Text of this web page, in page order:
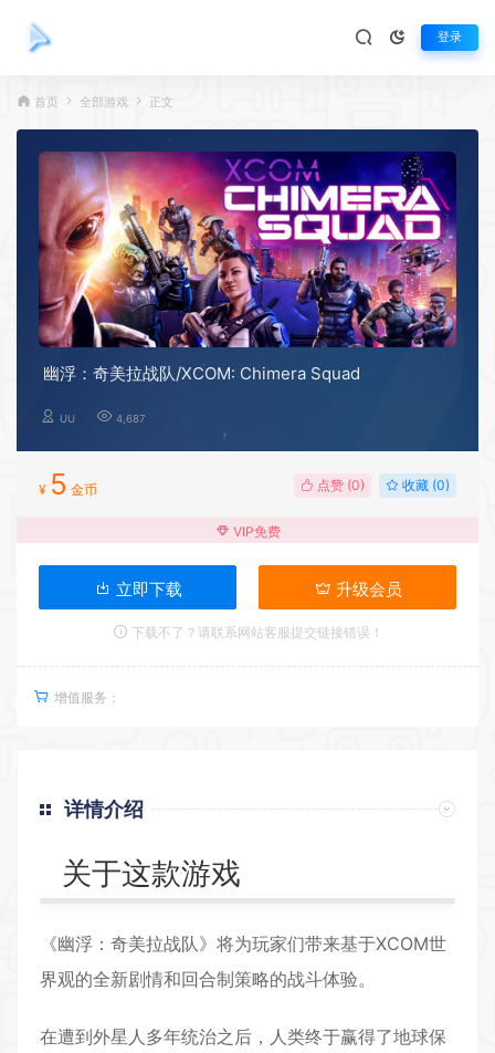
登录
首页 全部游戏 正文
幽浮：奇美拉战队/XCOM: Chimera Squad
UU 4,687
¥ 5 金币 点赞 (0) 收藏 (0)
VIP免费
立即下载 升级会员
下载不了？请联系网站客服提交链接错误！
增值服务：
详情介绍
关于这款游戏
《幽浮：奇美拉战队》将为玩家们带来基于XCOM世
界观的全新剧情和回合制策略的战斗体验。
在遭到外星人多年统治之后，人类终于赢得了地球保